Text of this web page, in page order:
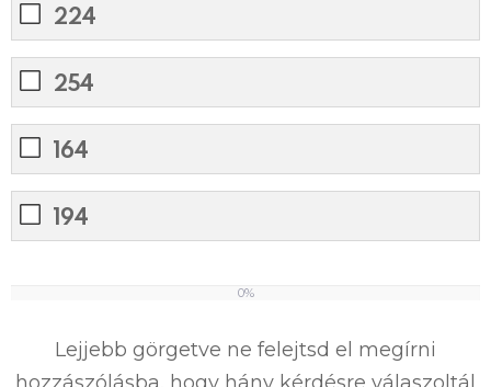
224
254
164
194
0%
Lejjebb görgetve ne felejtsd el megírni
hozzászólásba, hogy hány kérdésre válaszoltál